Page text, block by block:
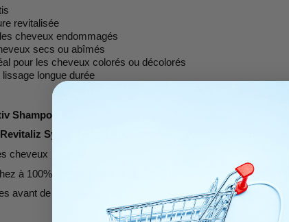
revitalisée
cheveux endommagés
secs ou abîmés
pour les cheveux colorés ou décolorés
longue durée
Shampoo
Revitaliz System
cheveux
à 100% et lissez les cheveux à 200°C pour cheveux
avant de laver avec un shampoing sans sulfate pour